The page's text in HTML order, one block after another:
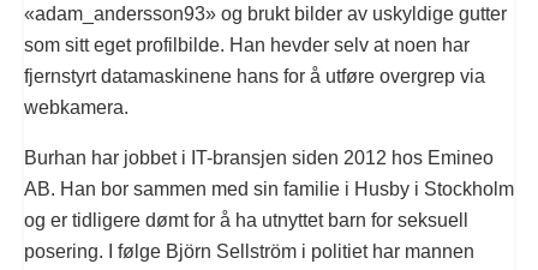
«adam_andersson93» og brukt bilder av uskyldige gutter
som sitt eget profilbilde. Han hevder selv at noen har
fjernstyrt datamaskinene hans for å utføre overgrep via
webkamera.
Burhan har jobbet i IT-bransjen siden 2012 hos Emineo
AB. Han bor sammen med sin familie i Husby i Stockholm
og er tidligere dømt for å ha utnyttet barn for seksuell
posering. I følge Björn Sellström i politiet har mannen